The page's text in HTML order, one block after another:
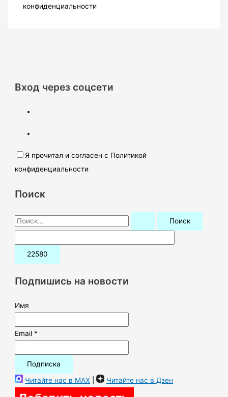
конфиденциальности
Вход через соцсети
Я прочитал и согласен с Политикой
конфиденциальности
Поиск
П
о
и
:Подпишись на новости
Имя
Email *
Читайте нас в MAX | Читайте нас в Дзен